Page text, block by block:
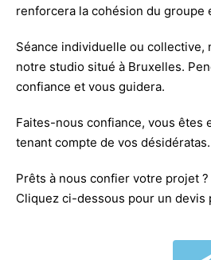
renforcera la cohésion du
Séance individuelle ou
notre studio situé à Bruxelles.
confiance et vous guidera.
Faites-nous confiance, vous êtes
tenant compte de vos désidératas.
Prêts à nous confier votre projet ?
Cliquez ci-dessous pour un devis